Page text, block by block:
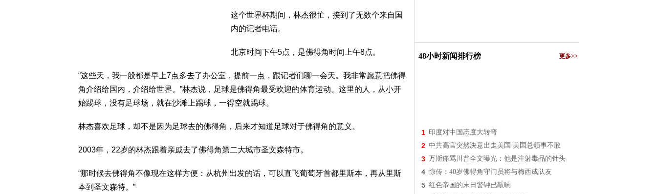
这个世界杯期间，林杰很忙，接到了无数个来自国
内的记者电话。
北京时间下午5点，是佛得角时间上午8点。
“这些天，我一般都是早上7点多去了办公室，提前一点，跟记者们聊一会天。我非常愿意把佛得
角介绍给国内，介绍给世界。”林杰说，足球是佛得角最受欢迎的体育运动。这里的人，从小开
始踢球，没有足球场，就在沙滩上踢球，一得空就踢球。
林杰喜欢足球，却不是因为足球去的佛得角，后来才知道足球对于佛得角的意义。
2003年，22岁的林杰跟着亲戚去了佛得角第二大城市圣文森特市。
“那时候去佛得角不像现在这样方便：从杭州出发的话，可以直飞葡萄牙首都里斯本，再从里斯
本到圣文森特。”
48小时新闻排行榜 更多>>
1 印度对中国态度大转弯
2 中共高官突然决意出走美国 美国总领事不敢
3 万斯痛骂川普全文曝光：他是注射毒品的针头
4 惊传：40岁佛得角守门员将与梅西成队友
5 红色帝国的末日警钟已敲响